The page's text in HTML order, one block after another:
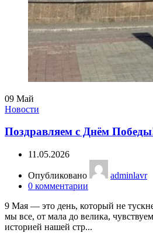
09 Май
Новости
Поздравляем с Днём
11.05.2026
Опубликовано
adminlavr
0 комментарии
9 Мая — это день, который не
мы все, от мала до велика,
историей нашей стр...